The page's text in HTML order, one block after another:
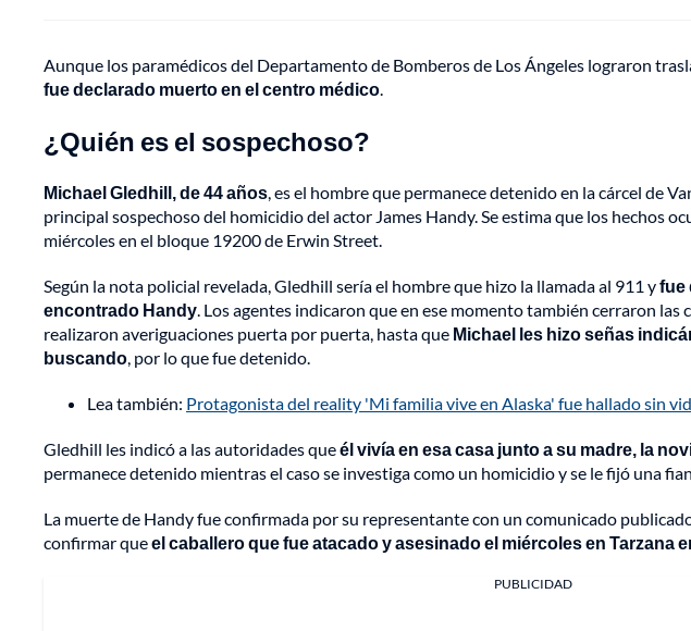
Aunque los paramédicos del Departamento de Bomberos de Los Ángeles lograron
fue declarado muerto en el centro médico.
¿Quién es el sospechoso?
Michael Gledhill, de 44 años, es el hombre que permanece detenido en la cárcel de
principal sospechoso del homicidio del actor James Handy. Se estima que los hechos
miércoles en el bloque 19200 de Erwin Street.
Según la nota policial revelada, Gledhill sería el hombre que hizo la llamada al 911 yfue
encontrado Handy. Los agentes indicaron que en ese momento también cerraron las
realizaron averiguaciones puerta por puerta, hasta que Michael les hizo señas
buscando, por lo que fue detenido.
Lea también: Protagonista del reality 'Mi familia vive en Alaska' fue hallado sin
Gledhill les indicó a las autoridades queél vivía en esa casa junto a su madre, la
permanece detenido mientras el caso se investiga como un homicidio y se le fijó una
La muerte de Handy fue confirmada por su representante con un comunicado
confirmar queel caballero que fue atacado y asesinado el miércoles en Tarzana
PUBLICIDAD